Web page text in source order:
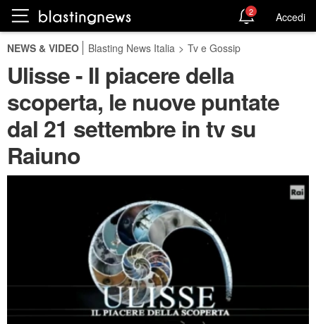
2 Accedi
NEWS & VIDEO Blasting News Italia > Tv e Gossip
Ulisse - Il piacere della
scoperta, le nuove puntate
dal 21 settembre in tv su
Raiuno